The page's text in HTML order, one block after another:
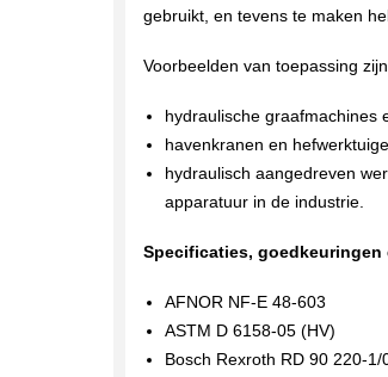
gebruikt, en tevens te maken
Voorbeelden van toepassing
hydraulische graafmachines
havenkranen en
hydraulisch aangedreven
apparatuur in de industrie.
Specificaties, goedkeuringen
AFNOR NF-E 48-603
ASTM D 6158-05 (HV)
Bosch Rexroth RD 90 220-1/